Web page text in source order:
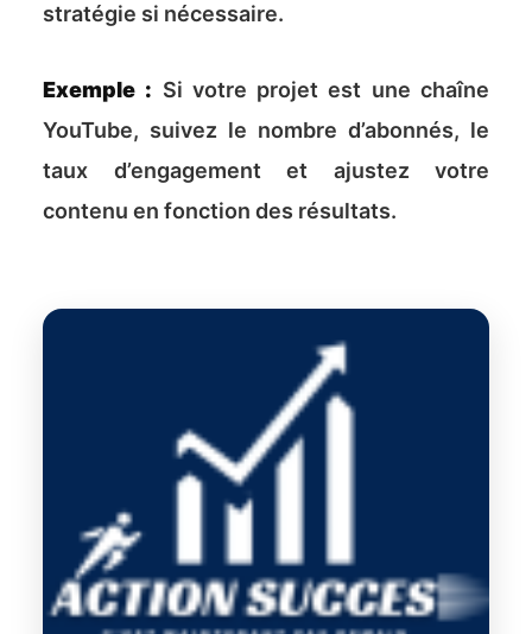
stratégie si nécessaire.
Exemple : Si votre projet est une chaîne
YouTube, suivez le nombre d’abonnés, le
taux d’engagement et ajustez votre
contenu en fonction des résultats.